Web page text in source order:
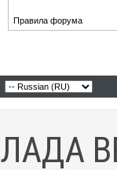
Правила форума
ЛАДА